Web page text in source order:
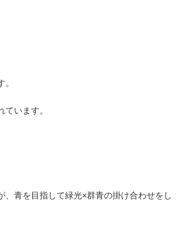
ています。
、青を目指して緑光×群青の掛け合わせをし